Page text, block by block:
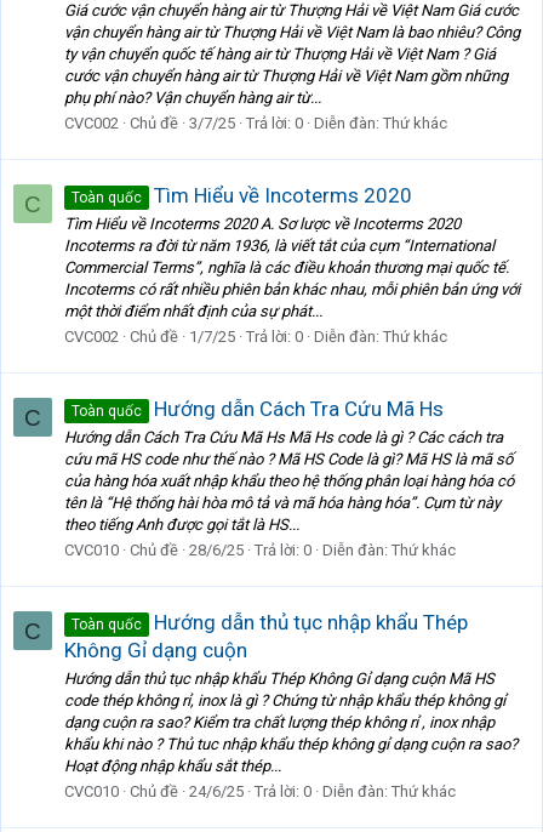
Giá cước vận chuyển hàng air từ Thượng Hải về Việt Nam Giá cước
vận chuyển hàng air từ Thượng Hải về Việt Nam là bao nhiêu? Công
ty vận chuyển quốc tế hàng air từ Thượng Hải về Việt Nam ? Giá
cước vận chuyển hàng air từ Thượng Hải về Việt Nam gồm những
phụ phí nào? Vận chuyển hàng air từ...
CVC002 Chủ đề 3/7/25 Trả lời: 0 Diễn đàn: Thứ khác
C Toàn quốc Tìm Hiểu về Incoterms 2020
Tìm Hiểu về Incoterms 2020 A. Sơ lược về Incoterms 2020
Incoterms ra đời từ năm 1936, là viết tắt của cụm “International
Commercial Terms”, nghĩa là các điều khoản thương mại quốc tế.
Incoterms có rất nhiều phiên bản khác nhau, mỗi phiên bản ứng với
một thời điểm nhất định của sự phát...
CVC002 Chủ đề 1/7/25 Trả lời: 0 Diễn đàn: Thứ khác
C Toàn quốc Hướng dẫn Cách Tra Cứu Mã Hs
Hướng dẫn Cách Tra Cứu Mã Hs Mã Hs code là gì ? Các cách tra
cứu mã HS code như thế nào ? Mã HS Code là gì? Mã HS là mã số
của hàng hóa xuất nhập khẩu theo hệ thống phân loại hàng hóa có
tên là “Hệ thống hài hòa mô tả và mã hóa hàng hóa”. Cụm từ này
theo tiếng Anh được gọi tắt là HS...
CVC010 Chủ đề 28/6/25 Trả lời: 0 Diễn đàn: Thứ khác
C Toàn quốc
Hướng dẫn thủ tục nhập khẩu Thép
Không Gỉ dạng cuộn
Hướng dẫn thủ tục nhập khẩu Thép Không Gỉ dạng cuộn Mã HS
code thép không rỉ, inox là gì ? Chứng từ nhập khẩu thép không gỉ
dạng cuộn ra sao? Kiểm tra chất lượng thép không rỉ , inox nhập
khẩu khi nào ? Thủ tuc nhập khẩu thép không gỉ dạng cuộn ra sao?
Hoạt động nhập khẩu sắt thép...
CVC010 Chủ đề 24/6/25 Trả lời: 0 Diễn đàn: Thứ khác